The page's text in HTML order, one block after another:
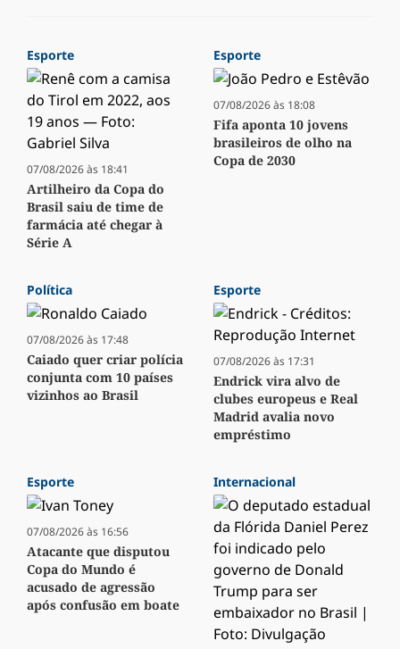
Esporte
07/08/2026 às 18:41
Artilheiro da Copa do
Brasil saiu de time de
farmácia até chegar à
Série A
Esporte
07/08/2026 às 18:08
Fifa aponta 10 jovens
brasileiros de olho na
Copa de 2030
Política
07/08/2026 às 17:48
Caiado quer criar polícia
conjunta com 10 países
vizinhos ao Brasil
Esporte
07/08/2026 às 17:31
Endrick vira alvo de
clubes europeus e Real
Madrid avalia novo
empréstimo
Esporte
07/08/2026 às 16:56
Atacante que disputou
Copa do Mundo é
acusado de agressão
após confusão em boate
Internacional